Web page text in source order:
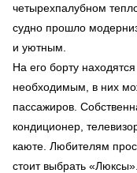
четырехпалубном
судно прошло
и уютным.
На его борту
необходимым, в них
пассажиров.
кондиционер,
каюте. Любителям
стоит выбрать